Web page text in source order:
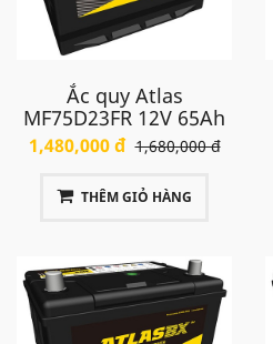
Ắc quy Atlas
MF75D23FR 12V 65Ah
1,480,000 đ 1,680,000 đ
THÊM GIỎ HÀNG